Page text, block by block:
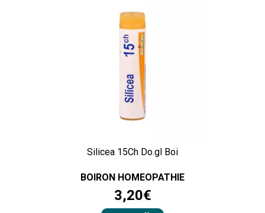
Silicea 15Ch Do.gl Boi
BOIRON HOMEOPATHIE
3,20€